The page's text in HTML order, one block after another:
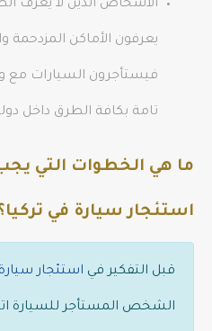
الأشخاص الذين لا يعرف
يعرفون الأماكن المزدحمة
فيستأجرون السيارات مع
تامة بكافة الطرق داخل
ما هي الخطوات التي
استئجار سيارة في
قبل التفكير في استئجار
الشخص المستأجر للسيارة